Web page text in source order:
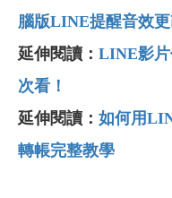
腦版LINE提醒音效更
延伸閱讀： LINE影
次看！
延伸閱讀： 如何用
轉帳完整教學